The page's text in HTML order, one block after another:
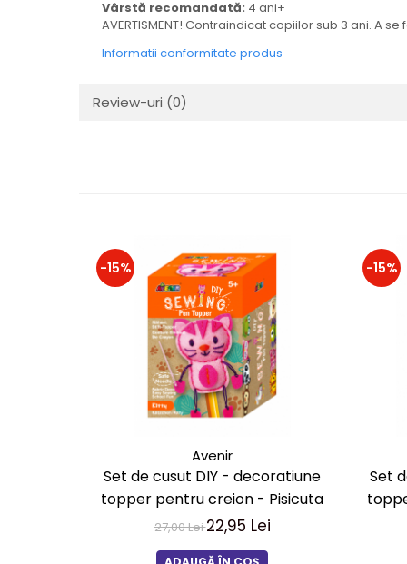
Vârstă recomandată: 4 ani+
AVERTISMENT! Contraindicat copiilor sub 3 ani. A
Informatii conformitate produs
Review-uri (0)
-15%
Avenir
Set de cusut DIY - decoratiune
topper pentru creion - Pisicuta
27,00 Lei22,95 Lei
-15%
Set